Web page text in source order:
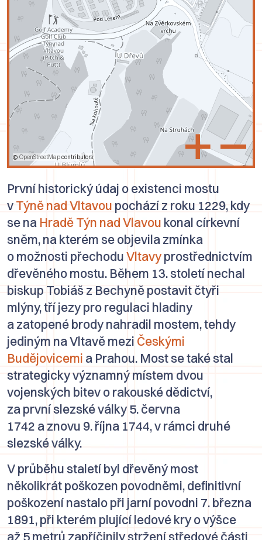
+ –
© OpenStreetMapcontributors.
První historický údaj o existenci mostu
vTýně nad Vltavou pochází z roku 1229, kdy
se na Hradě Týn nad Vlavou konal církevní
sněm, na kterém se objevila zmínka
o možnosti přechoduVltavyprostřednictvím
dřevěného mostu. Během 13. století nechal
biskup Tobiáš z Bechyněpostavit čtyři
mlýny, tří jezy pro regulaci hladiny
a zatopené brody nahradil mostem, tehdy
jediným na Vltavě mezi Českými
Budějovicemi a Prahou. Most se také stal
strategicky významný místem dvou
vojenských bitev o rakouské dědictví,
za první slezské války 5. června
1742 a znovu 9. října 1744, v rámci druhé
slezské války.
V průběhu staletí byl dřevěný most
několikrát poškozen povodněmi, definitivní
poškození nastalo při jarní povodni 7. března
1891, při kterém plující ledové kry o výšce
až 5 metrů zapříčinily stržení středové části